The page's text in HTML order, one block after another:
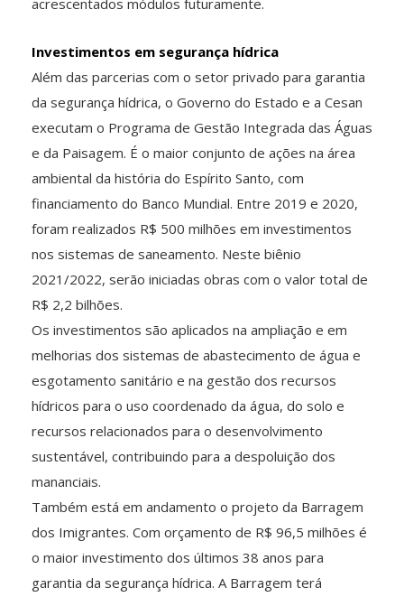
Investimentos em segurança hídrica
Além das parcerias com o setor privado para garantia
da segurança hídrica, o Governo do Estado e a Cesan
executam o Programa de Gestão Integrada das Águas
e da Paisagem. É o maior conjunto de ações na área
ambiental da história do Espírito Santo, com
financiamento do Banco Mundial. Entre 2019 e 2020,
foram realizados R$ 500 milhões em investimentos
nos sistemas de saneamento. Neste biênio
2021/2022, serão iniciadas obras com o valor total de
R$ 2,2 bilhões.
Os investimentos são aplicados na ampliação e em
melhorias dos sistemas de abastecimento de água e
esgotamento sanitário e na gestão dos recursos
hídricos para o uso coordenado da água, do solo e
recursos relacionados para o desenvolvimento
sustentável, contribuindo para a despoluição dos
mananciais.
Também está em andamento o projeto da Barragem
dos Imigrantes. Com orçamento de R$ 96,5 milhões é
o maior investimento dos últimos 38 anos para
garantia da segurança hídrica. A Barragem terá